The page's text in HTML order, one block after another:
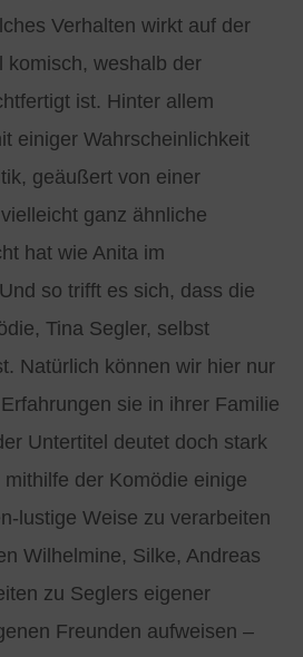
Verhalten wirkt auf der
komisch, weshalb der
ist. Hinter allem
einiger Wahrscheinlichkeit
geäußert von einer
ganz ähnliche
hat wie Anita im
Und so trifft es sich, dass die
Tina Segler, selbst
Natürlich können wir hier nur
sie in ihrer Familie
Untertitel deutet doch stark
der Komödie einige
lustige Weise zu verarbeiten
Wilhelmine, Silke, Andreas
zu Seglers eigener
Freunden aufweisen –